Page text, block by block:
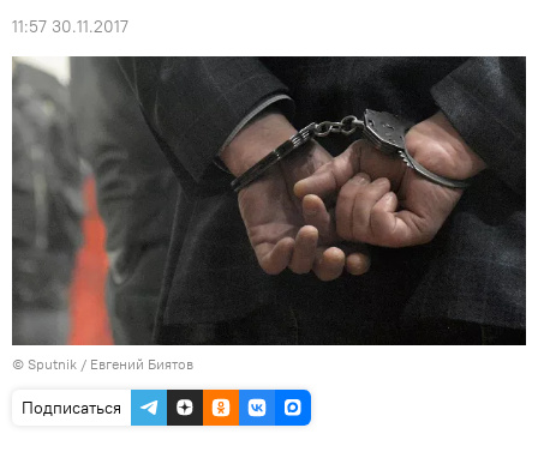
11:57 30.11.2017
© Sputnik / Евгений Биятов
Подписаться